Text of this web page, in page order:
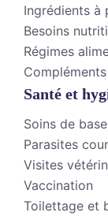
Ingrédients à
Besoins
Régimes
Santé et
Soins de base
Parasites
Visites
Vaccination
Toilettage et